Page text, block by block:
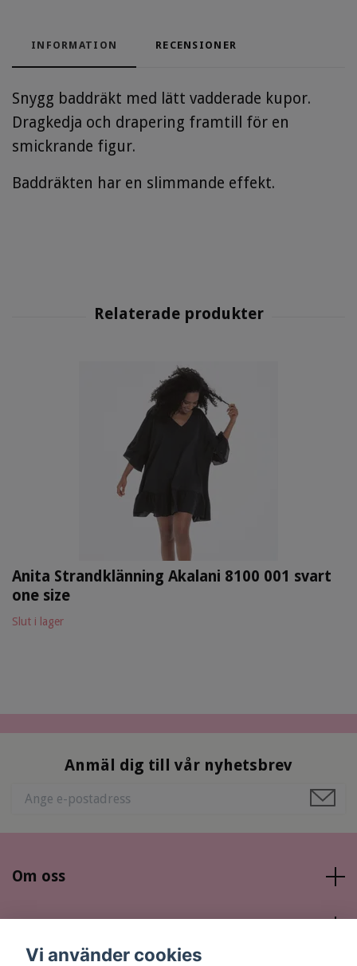
INFORMATION RECENSIONER
Snygg baddräkt med lätt vadderade kupor.
Dragkedja och drapering framtill för en
smickrande figur.
Baddräkten har en slimmande effekt.
Anita Strandklänning Akalani 8100 001 svart
one size
Slut i lager
Anmäl dig till vår nyhetsbrev
Om oss
Vi använder cookies